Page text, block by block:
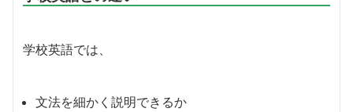
学校英語では、
文法を細かく説明できるか